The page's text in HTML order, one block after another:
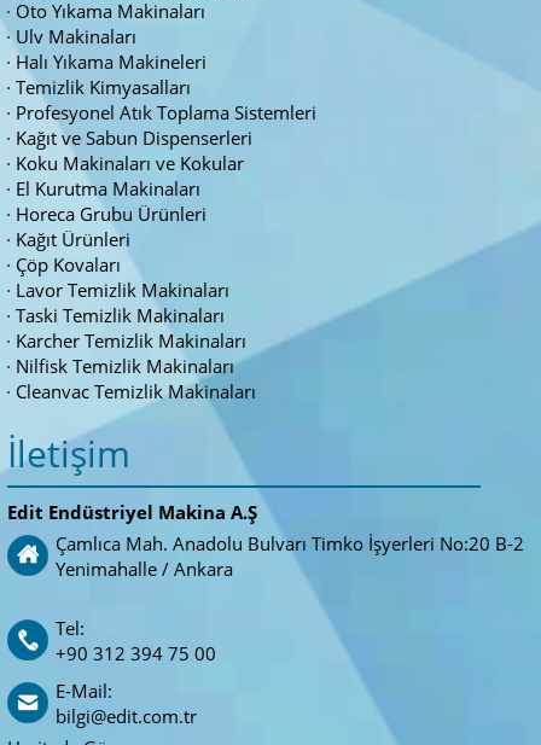
Oto Yıkama Makinaları
Ulv Makinaları
Halı Yıkama Makineleri
Temizlik Kimyasalları
Profesyonel Atık Toplama Sistemleri
Kağıt ve Sabun Dispenserleri
Koku Makinaları ve Kokular
El Kurutma Makinaları
Horeca Grubu Ürünleri
Kağıt Ürünleri
Çöp Kovaları
Lavor Temizlik Makinaları
Taski Temizlik Makinaları
Karcher Temizlik Makinaları
Nilfisk Temizlik Makinaları
Cleanvac Temizlik Makinaları
İletişim
Edit Endüstriyel Makina A.Ş
Çamlıca Mah. Anadolu Bulvarı Timko İşyerleri No:20 B-2
Yenimahalle / Ankara
Tel:
+90 312 394 75 00
E-Mail:
bilgi@edit.com.tr